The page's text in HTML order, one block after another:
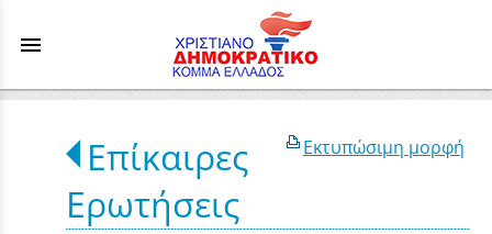
menu
Εκτυπώσιμη μορφή
Επίκαιρες
Ερωτήσεις